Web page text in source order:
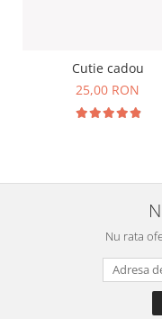
Cutie cadou
25,00 RON
Nu rata